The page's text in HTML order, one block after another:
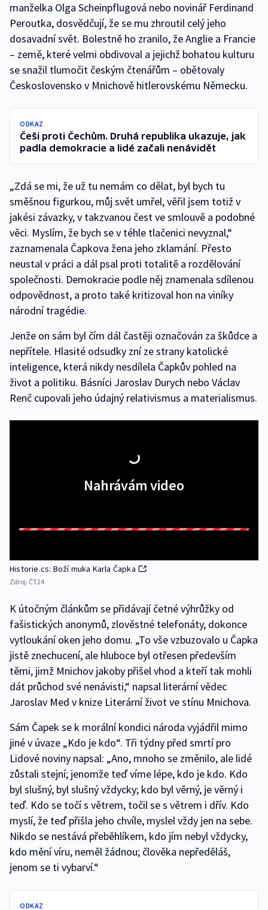
manželka Olga Scheinpflugová nebo novinář Ferdinand
Peroutka, dosvědčují, že se mu zhroutil celý jeho
dosavadní svět. Bolestně ho zranilo, že Anglie a Francie
– země, které velmi obdivoval a jejichž bohatou kulturu
se snažil tlumočit českým čtenářům – obětovaly
Československo v Mnichově hitlerovskému Německu.
ODKAZ
Češi proti Čechům. Druhá republika ukazuje, jak
padla demokracie a lidé začali nenávidět
„Zdá se mi, že už tu nemám co dělat, byl bych tu
směšnou figurkou, můj svět umřel, věřil jsem totiž v
jakési závazky, v takzvanou čest ve smlouvě a podobné
věci. Myslím, že bych se v téhle tlačenici nevyznal,“
zaznamenala Čapkova žena jeho zklamání. Přesto
neustal v práci a dál psal proti totalitě a rozdělování
společnosti. Demokracie podle něj znamenala sdílenou
odpovědnost, a proto také kritizoval hon na viníky
národní tragédie.
Jenže on sám byl čím dál častěji označován za škůdce a
nepřítele. Hlasité odsudky zní ze strany katolické
inteligence, která nikdy nesdílela Čapkův pohled na
život a politiku. Básníci Jaroslav Durych nebo Václav
Renč cupovali jeho údajný relativismus a materialismus.
Nahrávám video
Historie.cs: Boží muka Karla Čapka
Zdroj: ČT24
K útočným článkům se přidávají četné výhrůžky od
fašistických anonymů, zlověstné telefonáty, dokonce
vytloukání oken jeho domu. „To vše vzbuzovalo u Čapka
jistě znechucení, ale hluboce byl otřesen především
těmi, jimž Mnichov jakoby přišel vhod a kteří tak mohli
dát průchod své nenávisti,“ napsal literární vědec
Jaroslav Med v knize Literární život ve stínu Mnichova.
Sám Čapek se k morální kondici národa vyjádřil mimo
jiné v úvaze „Kdo je kdo“. Tři týdny před smrtí pro
Lidové noviny napsal: „Ano, mnoho se změnilo, ale lidé
zůstali stejní; jenomže teď víme lépe, kdo je kdo. Kdo
byl slušný, byl slušný vždycky; kdo byl věrný, je věrný i
teď. Kdo se točí s větrem, točil se s větrem i dřív. Kdo
myslí, že teď přišla jeho chvíle, myslel vždy jen na sebe.
Nikdo se nestává přeběhlíkem, kdo jím nebyl vždycky,
kdo mění víru, neměl žádnou; člověka nepředěláš,
jenom se ti vybarví.“
ODKAZ